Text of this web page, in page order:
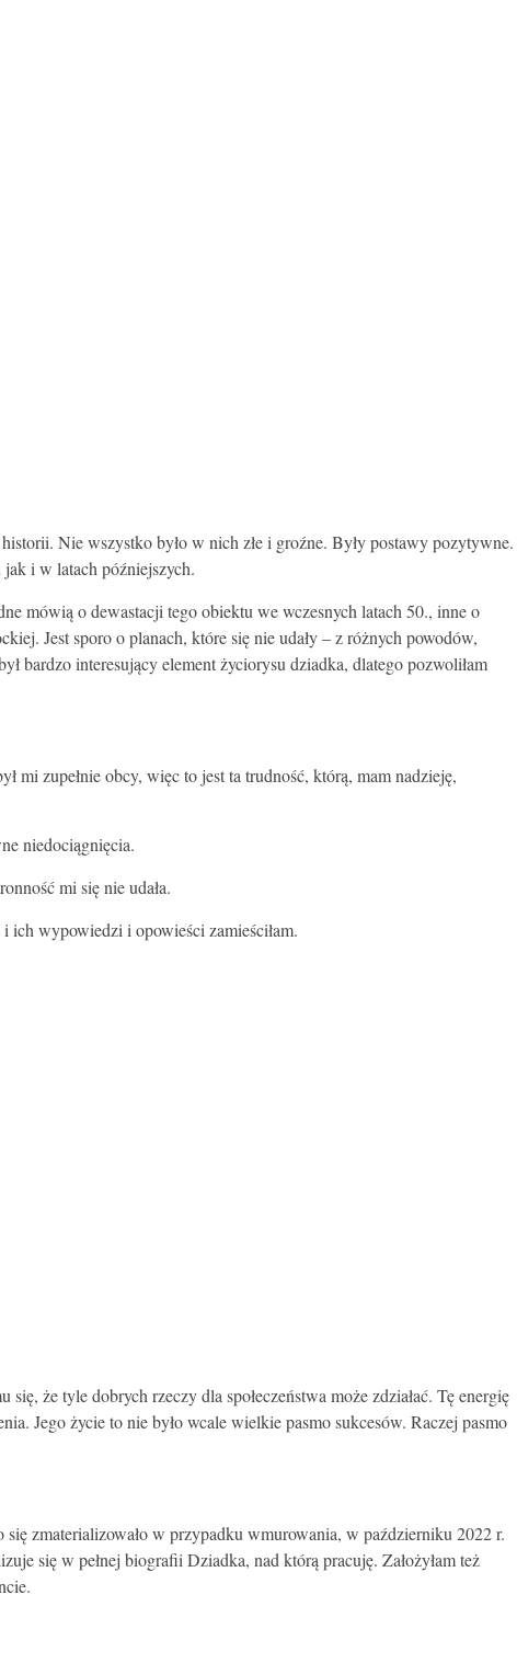
Nie wszystko było w nich złe i groźne. Były postawy pozytywne.
i w latach późniejszych.
mówią o dewastacji tego obiektu we wczesnych latach 50., inne o
Jest sporo o planach, które się nie udały – z różnych powodów,
bardzo interesujący element życiorysu dziadka, dlatego pozwoliłam
mi zupełnie obcy, więc to jest ta trudność, którą, mam nadzieję,
niedociągnięcia.
mi się nie udała.
ich wypowiedzi i opowieści zamieściłam.
że tyle dobrych rzeczy dla społeczeństwa może zdziałać. Tę energię
Jego życie to nie było wcale wielkie pasmo sukcesów. Raczej pasmo
zmaterializowało w przypadku wmurowania, w październiku 2022 r.
się w pełnej biografii Dziadka, nad którą pracuję. Założyłam też